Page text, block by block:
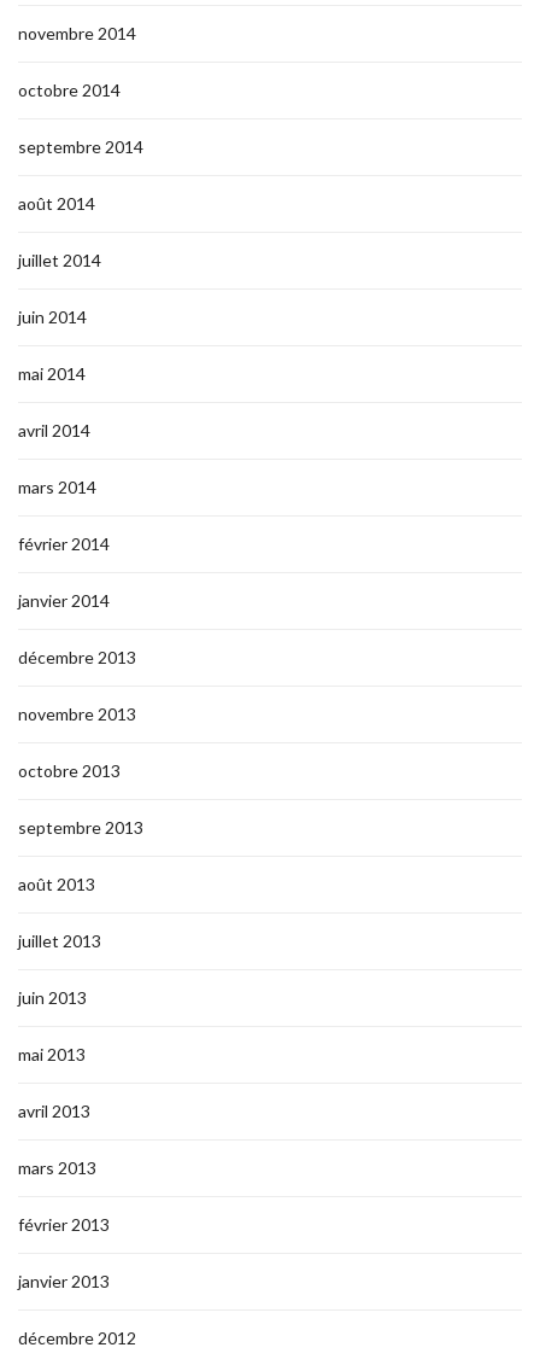
novembre 2014
octobre 2014
septembre 2014
août 2014
juillet 2014
juin 2014
mai 2014
avril 2014
mars 2014
février 2014
janvier 2014
décembre 2013
novembre 2013
octobre 2013
septembre 2013
août 2013
juillet 2013
juin 2013
mai 2013
avril 2013
mars 2013
février 2013
janvier 2013
décembre 2012